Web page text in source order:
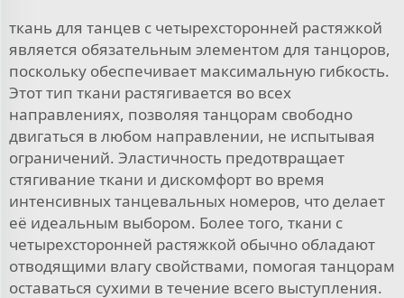
ткань для танцев с четырехсторонней растяжкой
является обязательным элементом для танцоров,
поскольку обеспечивает максимальную гибкость.
Этот тип ткани растягивается во всех
направлениях, позволяя танцорам свободно
двигаться в любом направлении, не испытывая
ограничений. Эластичность предотвращает
стягивание ткани и дискомфорт во время
интенсивных танцевальных номеров, что делает
её идеальным выбором. Более того, ткани с
четырехсторонней растяжкой обычно обладают
отводящими влагу свойствами, помогая танцорам
оставаться сухими в течение всего выступления.